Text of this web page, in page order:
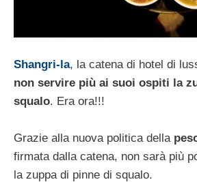
Shangri-la, la catena di hotel di
non servire più ai suoi ospiti la
squalo. Era ora!!!
Grazie alla nuova politica della
firmata dalla catena, non sarà più
la zuppa di pinne di squalo.